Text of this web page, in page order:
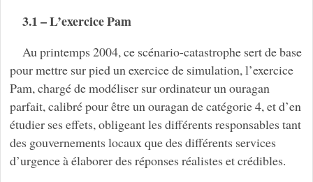
3.1 – L’exercice Pam
Au printemps 2004, ce scénario-catastrophe sert de base
pour mettre sur pied un exercice de simulation, l’exercice
Pam, chargé de modéliser sur ordinateur un ouragan
parfait, calibré pour être un ouragan de catégorie 4, et d’en
étudier ses effets, obligeant les différents responsables tant
des gouvernements locaux que des différents services
d’urgence à élaborer des réponses réalistes et crédibles.